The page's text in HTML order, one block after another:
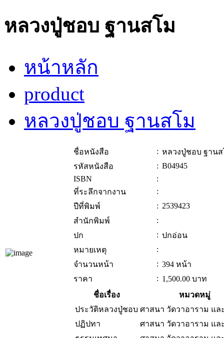
หลวงปู่ชอบ ฐานสโม
หน้าหลัก
product
หลวงปู่ชอบ ฐานสโม
ชื่อหนังสือ : หลวงปู่ชอบ ฐาน
รหัสหนังสือ
: B04945
ISBN
:
ที่ระลึกจากงาน
:
ปีที่พิมพ์
: 2539423
สำนักพิมพ์
:
ปก
: ปกอ่อน
หมายเหตุ
:
จำนวนหน้า
: 394 หน้า
ราคา
: 1,500.00 บาท
ชื่อเรื่อง
หมวดหมู่
ประวัติหลวงปู่ชอบ ศาสนา วัดวาอาราม แล
ปฏิปทา
ศาสนา วัดวาอาราม แล